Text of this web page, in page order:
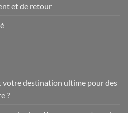
et de retour
votre destination ultime pour des
?